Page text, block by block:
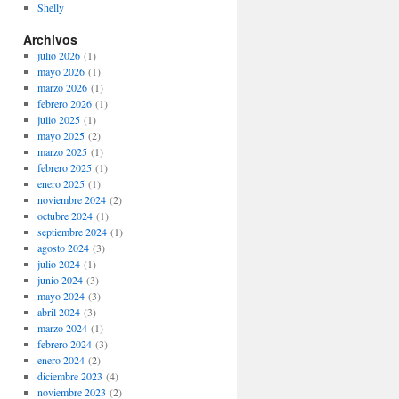
Shelly
Archivos
julio 2026(1)
mayo 2026(1)
marzo 2026(1)
febrero 2026(1)
julio 2025(1)
mayo 2025(2)
marzo 2025(1)
febrero 2025(1)
enero 2025(1)
noviembre 2024(2)
octubre 2024(1)
septiembre 2024(1)
agosto 2024(3)
julio 2024(1)
junio 2024(3)
mayo 2024(3)
abril 2024(3)
marzo 2024(1)
febrero 2024(3)
enero 2024(2)
diciembre 2023 (4)
noviembre 2023 (2)